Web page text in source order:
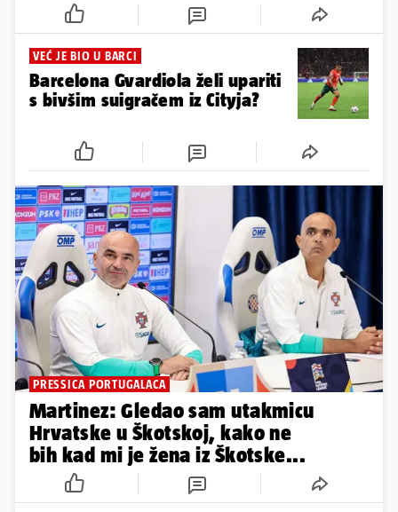
VEĆ JE BIO U BARCI
Barcelona Gvardiola želi upariti
s bivšim suigračem iz Cityja?
PRESSICA PORTUGALACA
Martinez: Gledao sam utakmicu
Hrvatske u Škotskoj, kako ne
bih kad mi je žena iz Škotske...